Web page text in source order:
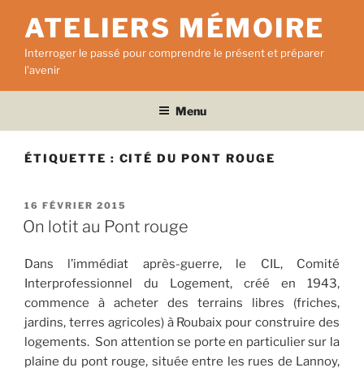
contenu
principal
ATELIERS MÉMOIRE
Interroger le passé pour comprendre le présent et préparer
l'avenir
Menu
ÉTIQUETTE : CITÉ DU PONT ROUGE
PUBLIÉ
LE
16 FÉVRIER 2015
On lotit au Pont rouge
Dans l’immédiat après-guerre, le CIL, Comité
Interprofessionnel du Logement, créé en 1943,
commence à acheter des terrains libres (friches,
jardins, terres agricoles) à Roubaix pour construire des
logements. Son attention se porte en particulier sur la
plaine du pont rouge, située entre les rues de Lannoy,